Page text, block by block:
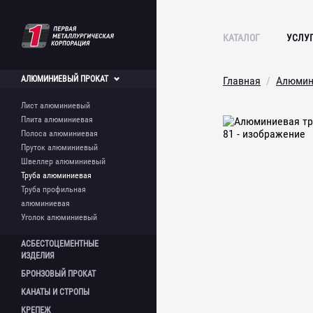
КАТАЛОГ
Лист алюминиевый
Плита алюминиевая
Полоса алюминиевая
Пруток алюминиевый
Швеллер алюминиевый
Труба алюминиевая
Труба профильная
алюминиевая
Уголок алюминиевый
АЛЮМИНИЕВЫЙ ПРОКАТ
Шифер асбестоцементный
Асбестоцементная труба
АСБЕСТОЦЕМЕНТНЫЕ
ИЗДЕЛИЯ
БРОНЗОВЫЙ ПРОКАТ
КАНАТЫ И СТРОПЫ
КРЕПЕЖ
Главная